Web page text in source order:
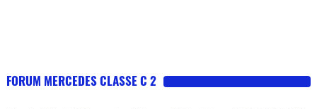
FORUM MERCEDES CLASSE C 2